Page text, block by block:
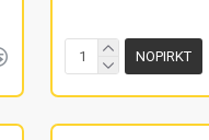
NOPIRKT